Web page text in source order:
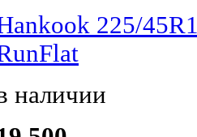
225/
наличии